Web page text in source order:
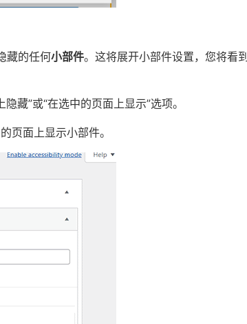
藏的任何小部件。这将展开小部件设置，您将看到
藏”或“在选中的页面上显示”选项。
页面上显示小部件。